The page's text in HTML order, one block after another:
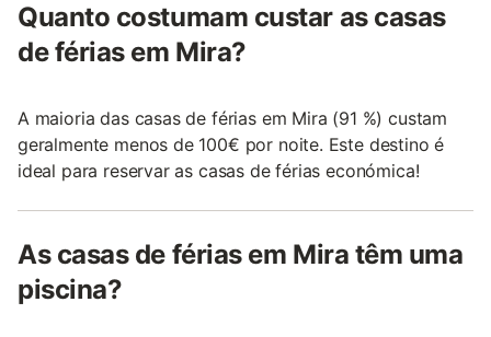
Quanto costumam custar as casas
de férias em Mira?
A maioria das casas de férias em Mira (91 %) custam
geralmente menos de 100€ por noite. Este destino é
ideal para reservar as casas de férias económica!
As casas de férias em Mira têm uma
piscina?